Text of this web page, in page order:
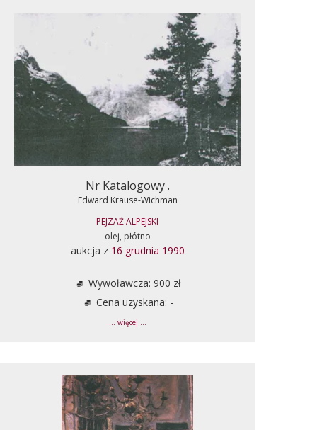
Nr Katalogowy .
Edward Krause-Wichman
PEJZAŻ ALPEJSKI
olej, płótno
aukcja z 16 grudnia 1990
Wywoławcza: 900 zł
Cena uzyskana: -
... więcej ...